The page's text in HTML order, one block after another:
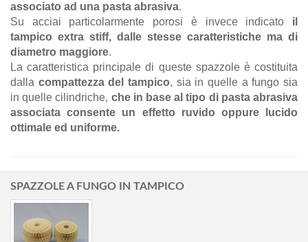
associato ad una pasta abrasiva.
Su acciai particolarmente porosi è invece indicato il
tampico extra stiff, dalle stesse caratteristiche ma di
diametro maggiore.
La caratteristica principale di queste spazzole è costituita
dalla compattezza del tampico, sia in quelle a fungo sia
in quelle cilindriche, che in base al tipo di pasta abrasiva
associata consente un effetto ruvido oppure lucido
ottimale ed uniforme.
SPAZZOLE A FUNGO IN TAMPICO